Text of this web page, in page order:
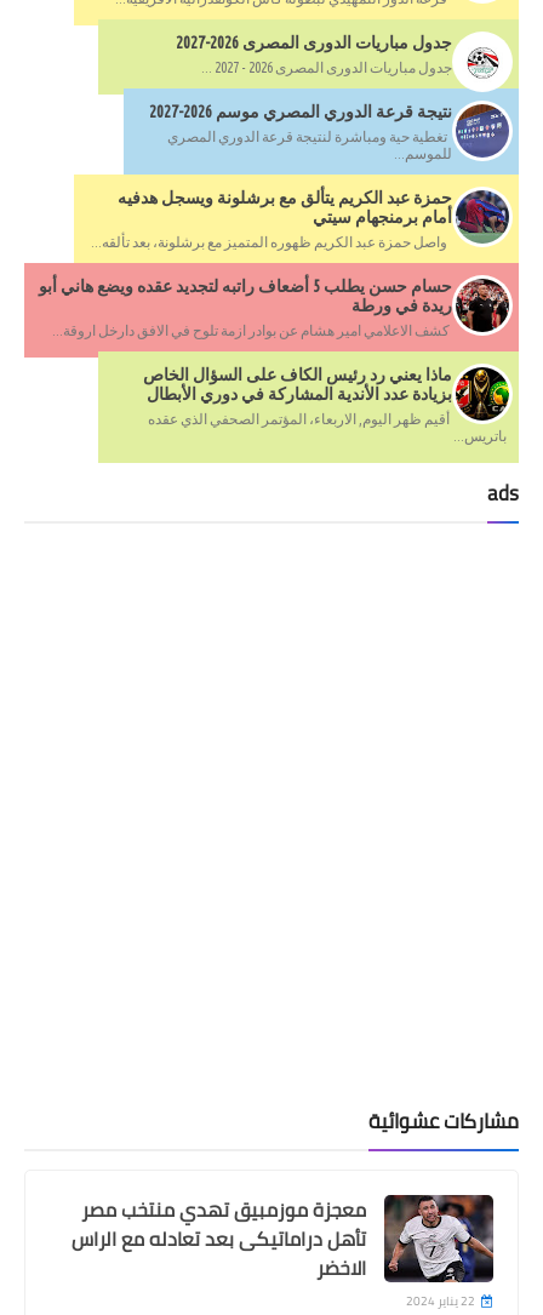
جدول مباريات الدورى المصرى 2026-2027
جدول مباريات الدورى المصرى 2026 - 2027 ...
نتيجة قرعة الدوري المصري موسم 2026-2027
تغطية حية ومباشرة لنتيجة قرعة الدوري المصري
للموسم...
حمزة عبد الكريم يتألق مع برشلونة ويسجل هدفيه
أمام برمنجهام سيتي
واصل حمزة عبد الكريم ظهوره المتميز مع برشلونة، بعد تألقه...
حسام حسن يطلب 5 أضعاف راتبه لتجديد عقده ويضع هاني أبو
ريدة في ورطة
كشف الاعلامي امير هشام عن بوادر ازمة تلوح في الافق دارخل اروقة...
ماذا يعني رد رئيس الكاف على السؤال الخاص
بزيادة عدد الأندية المشاركة في دوري الأبطال
أقيم ظهر اليوم, الاربعاء، المؤتمر الصحفي الذي عقده
باتريس...
ads
مشاركات عشوائية
معجزة موزمبيق تهدي منتخب مصر
تأهل دراماتيكى بعد تعادله مع الراس
الاخضر
22 يناير 2024